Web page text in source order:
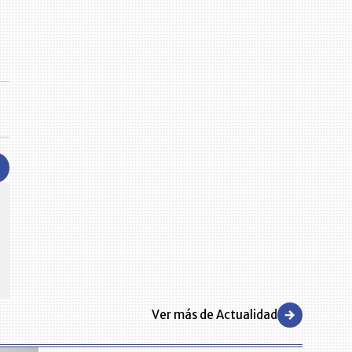
primeras empresas
Ver más de Actualidad